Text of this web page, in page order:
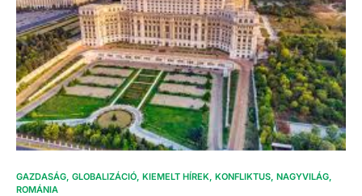
GAZDASÁG GLOBALIZÁCIÓ KIEMELT HÍREK KONFLIKTUS NAGYVILÁG
ROMÁNIA